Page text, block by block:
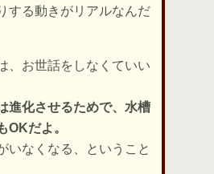
する動きがリアルなんだ
、お世話をしなくていい
進化させるためで、水槽
OKだよ。
いなくなる、ということ